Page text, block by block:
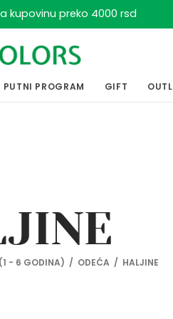
kupovinu preko 4000 rsd
PUTNI PROGRAM GIFT
- 6 GODINA) / ODEĆA / HALJINE